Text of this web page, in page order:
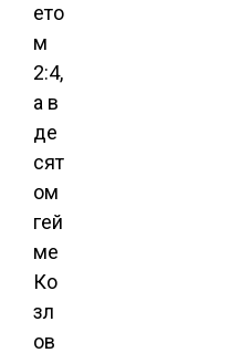
ето
м
2:4,
а в
де
сят
ом
гей
ме
Ко
зл
ов